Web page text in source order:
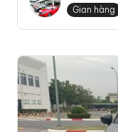
TRANG
Gian hàng